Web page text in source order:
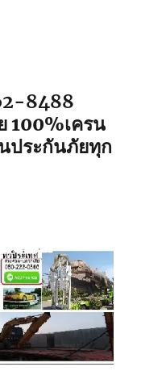
8488
100%เครน
ประกันภัยทุก